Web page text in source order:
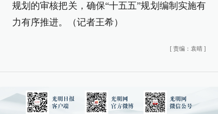
规划的审核把关，确保“十五五”规划编制实施有
力有序推进。（记者王希）
[ 责编：袁晴 ]